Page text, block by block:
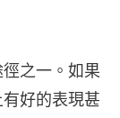
之一。如果
好的表現甚